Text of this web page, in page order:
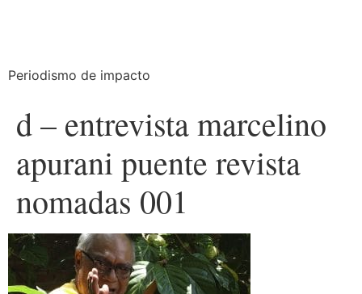
Periodismo de impacto
d – entrevista marcelino
apurani puente revista
nomadas 001